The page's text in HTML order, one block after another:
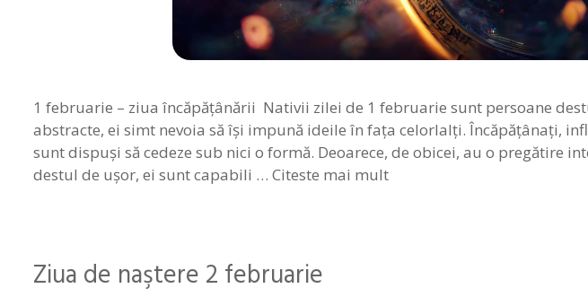
1 februarie – ziua încăpăţânării Nativii zilei de 1 februarie sunt persoane
abstracte, ei simt nevoia să îşi impună ideile în faţa celorlalţi. Încăpăţânaţi,
sunt dispuşi să cedeze sub nici o formă. Deoarece, de obicei, au o pregătire
destul de uşor, ei sunt capabili … Citeste mai mult
Ziua de naştere 2 februarie